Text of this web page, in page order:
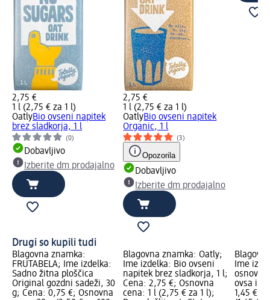
2,75 €
1 l (2,75 € za 1 l)
OatlyBio ovseni napitek
brez sladkorja, 1 l
(0)
Dobavljivo
Izberite dm prodajalno
2,75 €
1 l (2,75 € za 1 l)
OatlyBio ovseni napitek
Organic, 1 l
(3)
Opozorila
Dobavljivo
Izberite dm prodajalno
Drugi so kupili tudi
Blagovna znamka:
FRUTABELA; Ime izdelka:
Sadno žitna ploščica
Original gozdni sadeži, 30
g; Cena: 0,75 €; Osnovna
Blagovna znamka: Oatly;
Ime izdelka: Bio ovseni
napitek brez sladkorja, 1 l;
Cena: 2,75 €; Osnovna
cena: 1 l (2,75 € za 1 l);
Ime
osnovi
ovsa in
1,45 €;